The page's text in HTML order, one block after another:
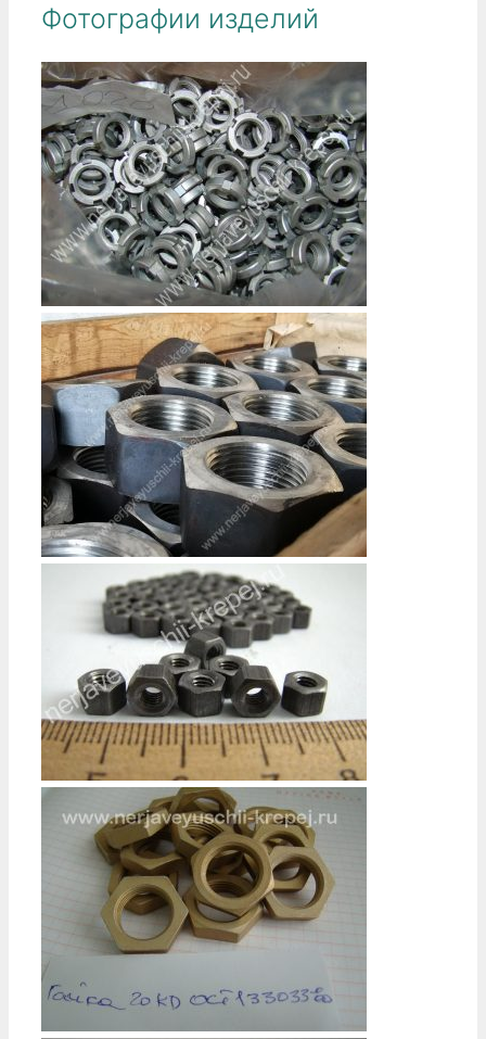
Фотографии изделий